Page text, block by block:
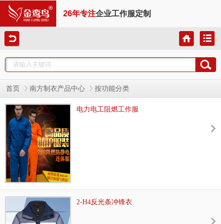
26年专注企业工作服定制
首页 南方制衣产品中心 按功能分类
电力电工阻燃工作服
2-H4反光条冲锋衣